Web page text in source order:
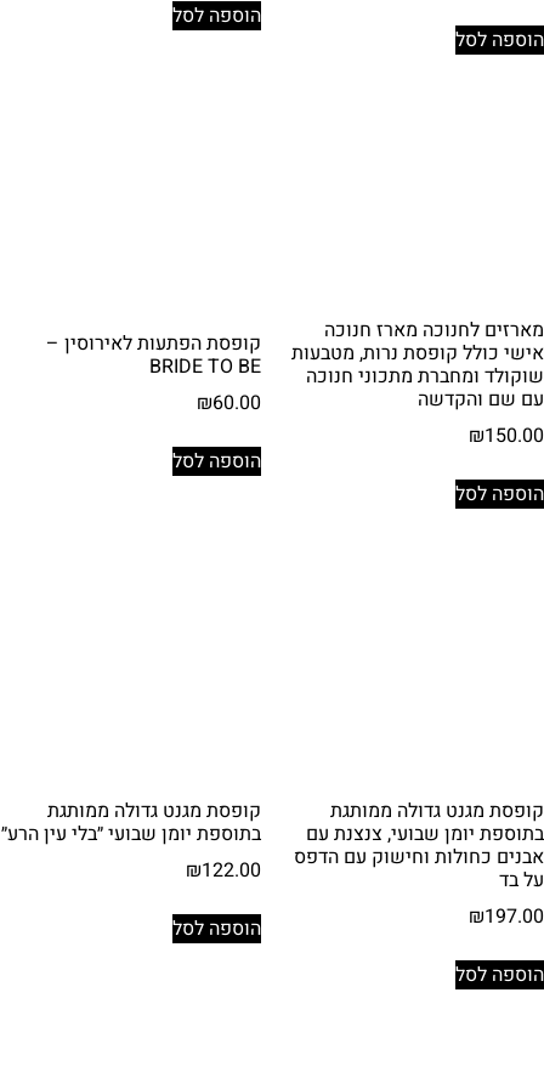
הוספה לסל
הוספה לסל
מארזים לחנוכה מארז חנוכה
אישי כולל קופסת נרות, מטבעות
שוקולד ומחברת מתכוני חנוכה
עם שם והקדשה
₪150.00
הוספה לסל
קופסת הפתעות לאירוסין –
BRIDE TO BE
₪60.00
הוספה לסל
קופסת מגנט גדולה ממותגת
בתוספת יומן שבועי, צנצנת עם
אבנים כחולות וחישוק עם הדפס
על בד
₪197.00
הוספה לסל
קופסת מגנט גדולה ממותגת
בתוספת יומן שבועי ״בלי עין הרע״
₪122.00
הוספה לסל